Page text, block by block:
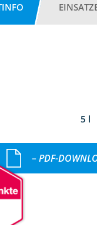
5 l
– PDF-